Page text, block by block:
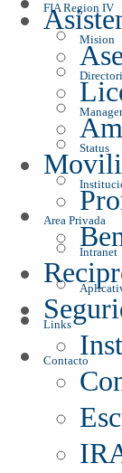
FIA Region IV
Mision
Status
Area Privada
Intranet
Links
Contacto